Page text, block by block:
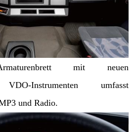
mit neuen
Instrumenten umfasst
und Radio.